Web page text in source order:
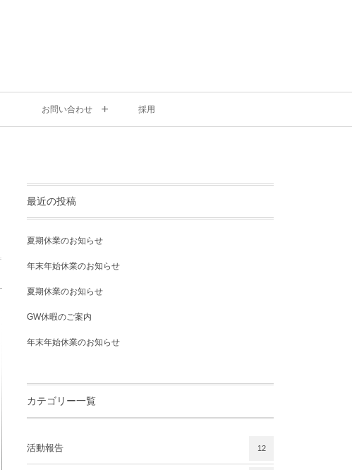
お問い合わせ 採用
最近の投稿
夏期休業のお知らせ
年末年始休業のお知らせ
夏期休業のお知らせ
GW休暇のご案内
年末年始休業のお知らせ
カテゴリー一覧
活動報告 12